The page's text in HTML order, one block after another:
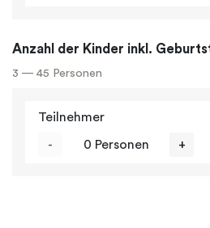
Anzahl der Kinder inkl.
3 — 45 Personen
Teilnehmer
- 0 Personen +